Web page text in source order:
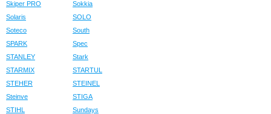
Skiper PRO
Sokkia
Solaris
SOLO
Soteco
South
SPARK
Spec
STANLEY
Stark
STARMIX
STARTUL
STEHER
STEINEL
Steinve
STIGA
STIHL
Sundays